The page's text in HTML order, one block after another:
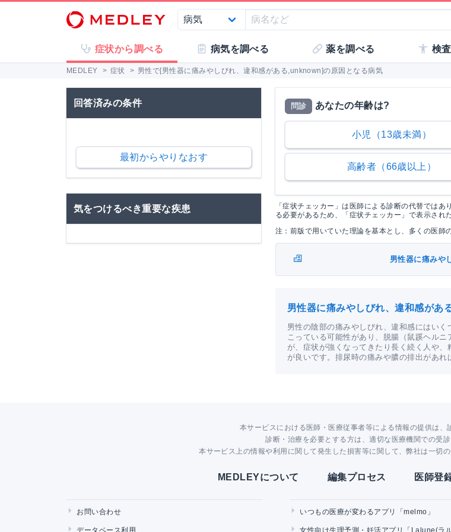
症状から調べる 病気を調べる 薬を調べる 検
MEDLEY > 症状 > 男性で[男性器に痛みやしびれ、違和感がある,unknown]の原因となる病気
回答済みの条件
最初からやりなおす
気をつけるべき重要な疾患
問診 あなたの年齢は?
小児（13歳未満）
高齢者（66歳以上）
「症状チェッカー」は医師による診断の代替では
る必要があるため、「症状チェッカー」で表示され
注：前版で用いていた理論を基本とし、多くの医師
男性器に痛みや
男性器に痛みやしびれ、違和感があ
男性の陰部の痛みやしびれ、違和感にはい
こっている可能性があり、脱腸（鼠蹊ヘル
が、症状が強くなってきたり長く続く人や
が良いです。排尿時の痛みや膿の排出があれ
本サービスにおける医師・医療従事者等による情報の提供は、
診断・治療を必要とする方は、適切な医療機関での受診
本サービス上の情報や利用に関して発生した損害等に関して、弊社は一切
MEDLEYについて 編集プロセス 医師登
お問い合わせ
データベース利用
いつもの医療が変わるアプリ「melmo」
女性向け生理予測・妊活アプリ「Lalune(ラル